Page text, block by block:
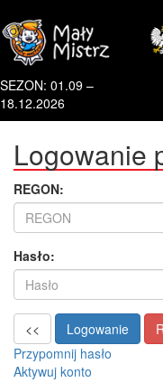
SEZON: 01.09 –
18.12.2026
Logowanie
REGON:
Hasło:
<< Logowanie
Przypomnij hasło
Aktywuj konto